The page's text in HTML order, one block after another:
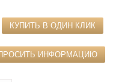
КУПИТЬ В ОДИН КЛИК
ИНФОРМАЦИЮ